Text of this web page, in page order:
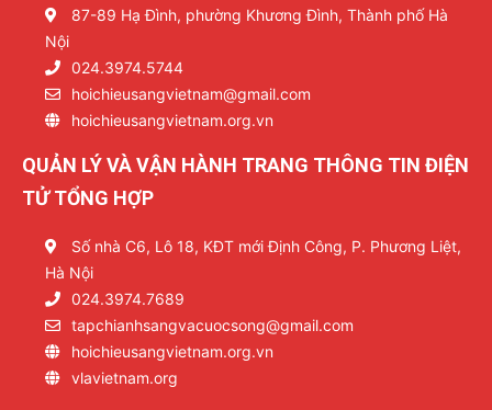
87-89 Hạ Đình, phường Khương Đình, Thành phố Hà
Nội
024.3974.5744
hoichieusangvietnam@gmail.com
hoichieusangvietnam.org.vn
QUẢN LÝ VÀ VẬN HÀNH TRANG THÔNG TIN ĐIỆN
TỬ TỔNG HỢP
Số nhà C6, Lô 18, KĐT mới Định Công, P. Phương Liệt,
Hà Nội
024.3974.7689
tapchianhsangvacuocsong@gmail.com
hoichieusangvietnam.org.vn
vlavietnam.org